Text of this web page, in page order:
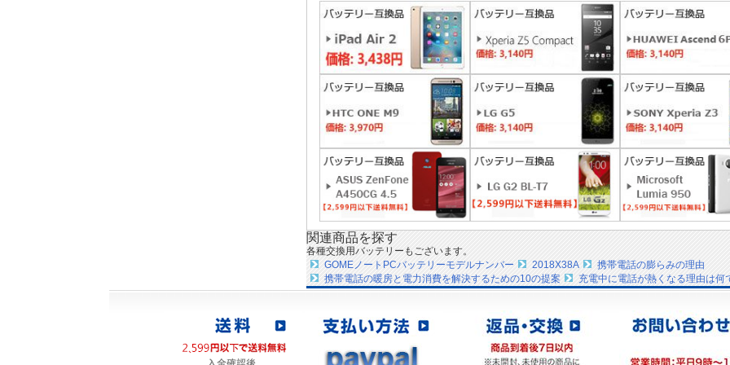
関連商品を探す
各種交換用バッテリーもございます。
GOMEノートPCバッテリーモデルナンバー
2018X38A
携帯電話の膨らみの理由
携帯電話の暖房と電力消費を解決するための10の提案
充電中に電話が熱くなる理由は何